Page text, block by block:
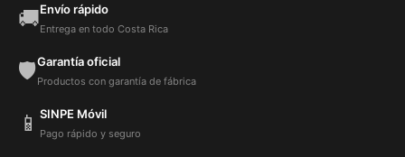
🚚Envío rápido
Entrega en todo Costa Rica
🛡️Garantía oficial
Productos con garantía de fábrica
📱 SINPE Móvil
Pago rápido y seguro